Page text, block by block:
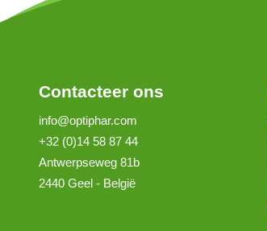
Contacteer ons
info@optiphar.com
+32 (0)14 58 87 44
Antwerpseweg 81b
2440 Geel - België